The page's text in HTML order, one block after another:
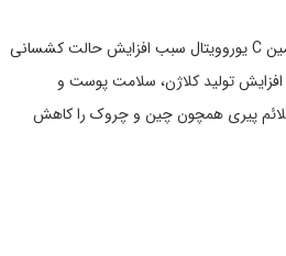
قرص کلاژن پلاس ال لیزین و ویتامین C یوروویتال سبب افزایش حالت کشسانی
تولید کلاژن، سلامت پوست و
علائم پیری همچون چین و چروک را کاهش